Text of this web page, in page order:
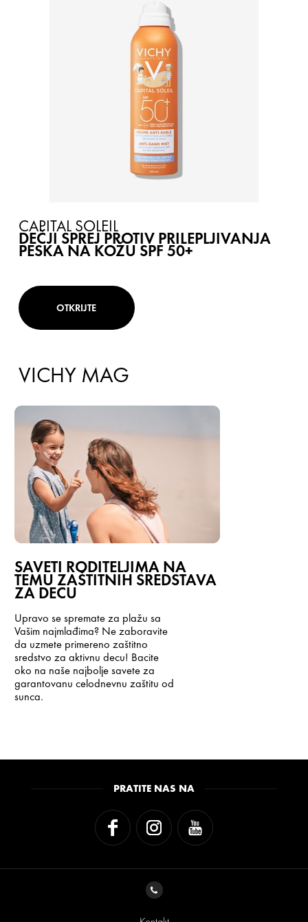
CAPITAL SOLEIL
DEČJI SPREJ PROTIV PRILEPLJIVANJA
PESKA NA KOŽU SPF 50+
OTKRIJTE
VICHY MAG
SAVETI RODITELJIMA NA
TEMU ZAŠTITNIH SREDSTAVA
ZA DECU
Upravo se spremate za plažu sa
Vašim najmlađima? Ne zaboravite
da uzmete primereno zaštitno
sredstvo za aktivnu decu! Bacite
oko na naše najbolje savete za
garantovanu celodnevnu zaštitu od
sunca.
PRATITE NAS NA